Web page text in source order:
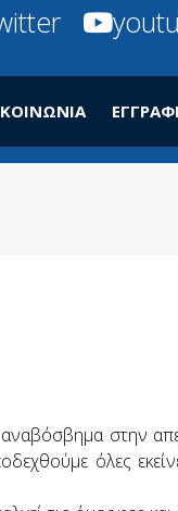
αναβόσβημα στην
όλες